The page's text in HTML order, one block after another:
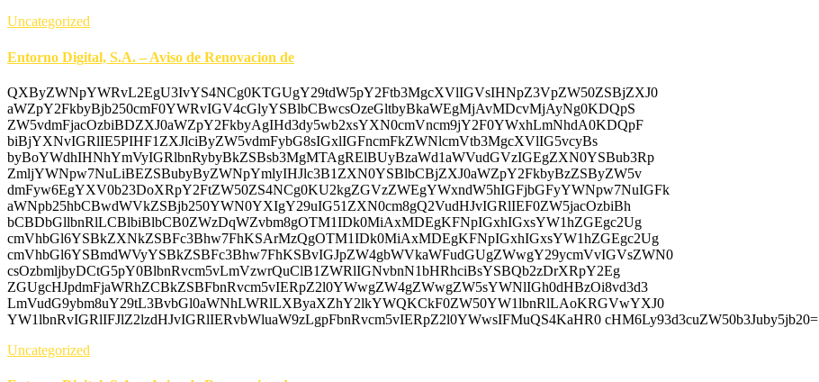
Uncategorized
Entorno Digital, S.A. – Aviso de Renovacion de
QXByZWNpYWRvL2EgU3IvYS4NCg0KTGUgY29tdW5pY2Ftb3MgcXVlIGVsIHNpZ3VpZW50ZSBjZXJ0
aWZpY2FkbyBjb250cmF0YWRvIGV4cGlyYSBlbCBwcsOzeGltbyBkaWEgMjAvMDcvMjAyNg0KDQpS
ZW5vdmFjacOzbiBDZXJ0aWZpY2FkbyAgIHd3dy5wb2xsYXN0cmVncm9jY2F0YWxhLmNhdA0KDQpF
biBjYXNvIGRlIE5PIHF1ZXJlciByZW5vdmFybG8sIGxlIGFncmFkZWNlcmVtb3MgcXVlIG5vcyBs
byBoYWdhIHNhYmVyIGRlbnRybyBkZSBsb3MgMTAgRElBUyBzaWd1aWVudGVzIGEgZXN0YSBub3Rp
ZmljYWNpw7NuLiBEZSBubyByZWNpYmlyIHJlc3B1ZXN0YSBlbCBjZXJ0aWZpY2FkbyBzZSByZW5v
dmFyw6EgYXV0b23DoXRpY2FtZW50ZS4NCg0KU2kgZGVzZWEgYWxndW5hIGFjbGFyYWNpw7NuIGFk
aWNpb25hbCBwdWVkZSBjb250YWN0YXIgY29uIG51ZXN0cm8gQ2VudHJvIGRlIEF0ZW5jacOzbiBh
bCBDbGllbnRlLCBlbiBlbCB0ZWzDqWZvbm8gOTM1IDk0MiAxMDEgKFNpIGxhIGxsYW1hZGEgc2Ug
cmVhbGl6YSBkZXNkZSBFc3Bhw7FhKSArMzQgOTM1IDk0MiAxMDEgKFNpIGxhIGxsYW1hZGEgc2Ug
cmVhbGl6YSBmdWVyYSBkZSBFc3Bhw7FhKSBvIGJpZW4gbWVkaWFudGUgZWwgY29ycmVvIGVsZWN0
csOzbmljbyDCtG5pY0BlbnRvcm5vLmVzwrQuClB1ZWRlIGNvbnN1bHRhciBsYSBQb2zDrXRpY2Eg
ZGUgcHJpdmFjaWRhZCBkZSBFbnRvcm5vIERpZ2l0YWwgZW4gZWwgZW5sYWNlIGh0dHBzOi8vd3d3
LmVudG9ybm8uY29tL3BvbGl0aWNhLWRlLXByaXZhY2lkYWQKCkF0ZW50YW1lbnRlLAoKRGVwYXJ0
YW1lbnRvIGRlIFJlZ2lzdHJvIGRlIERvbWluaW9zLgpFbnRvcm5vIERpZ2l0YWwsIFMuQS4KaHR0 cHM6Ly93d3cuZW50b3Juby5jb20=
Uncategorized